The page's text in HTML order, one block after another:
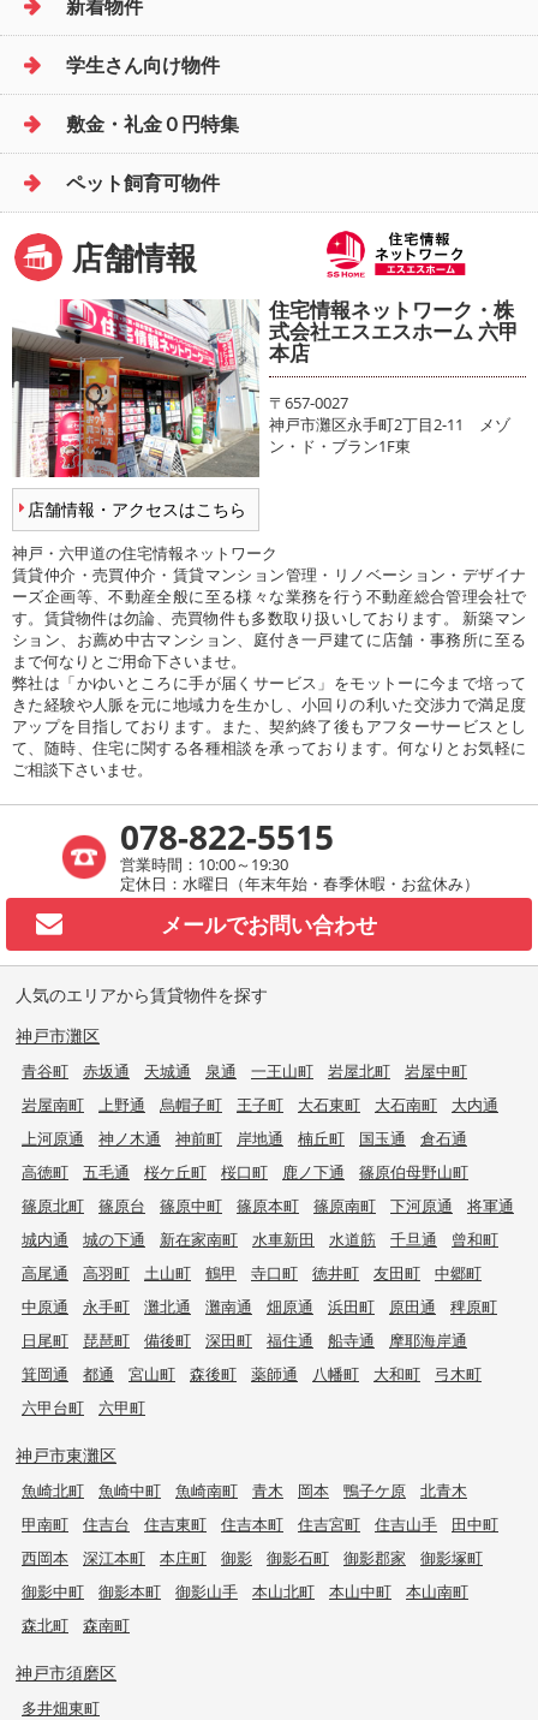
新着物件
学生さん向け物件
敷金・礼金０円特集
ペット飼育可物件
店舗情報
店舗情報・アクセスはこちら
住宅情報ネットワーク・株
式会社エスエスホーム 六甲
本店
〒657-0027
神戸市灘区永手町2丁目2-11 メゾ
ン・ド・ブラン1F東
神戸・六甲道の住宅情報ネットワーク
賃貸仲介・売買仲介・賃貸マンション管理・リノベーション・デザイナ
ーズ企画等、不動産全般に至る様々な業務を行う不動産総合管理会社で
す。賃貸物件は勿論、売買物件も多数取り扱いしております。 新築マン
ション、お薦め中古マンション、庭付き一戸建てに店舗・事務所に至る
まで何なりとご用命下さいませ。
弊社は「かゆいところに手が届くサービス」をモットーに今まで培って
きた経験や人脈を元に地域力を生かし、小回りの利いた交渉力で満足度
アップを目指しております。また、契約終了後もアフターサービスとし
て、随時、住宅に関する各種相談を承っております。何なりとお気軽に
ご相談下さいませ。
078-822-5515
営業時間：10:00～19:30
定休日：水曜日（年末年始・春季休暇・お盆休み）
メールでお問い合わせ
人気のエリアから賃貸物件を探す
神戸市灘区
青谷町 赤坂通 天城通 泉通 一王山町 岩屋北町
岩屋中町
岩屋南町
上野通 烏帽子町 王子町 大石東町 大石南町
大内通
上河原通
神ノ木通 神前町 岸地通 楠丘町 国玉通
倉石通
高徳町
五毛通 桜ケ丘町 桜口町 鹿ノ下通
篠原伯母野山町
篠原北町
篠原台 篠原中町 篠原本町 篠原南町 下河原通
将軍通
城内通
城の下通 新在家南町 水車新田 水道筋 千旦通
曾和町
高尾通
高羽町 土山町 鶴甲 寺口町 徳井町 友田町
中郷町
中原通
永手町 灘北通 灘南通 畑原通 浜田町 原田通
稗原町
日尾町
琵琶町 備後町 深田町 福住通 船寺通
摩耶海岸通
箕岡通
都通 宮山町 森後町 薬師通 八幡町 大和町
弓木町
六甲台町
六甲町
神戸市東灘区
魚崎北町 魚崎中町 魚崎南町 青木 岡本 鴨子ケ原
北青木
甲南町
住吉台 住吉東町 住吉本町 住吉宮町 住吉山手
田中町
西岡本
深江本町 本庄町 御影 御影石町 御影郡家
御影塚町
御影中町
御影本町 御影山手 本山北町 本山中町
本山南町
森北町
森南町
神戸市須磨区
多井畑東町